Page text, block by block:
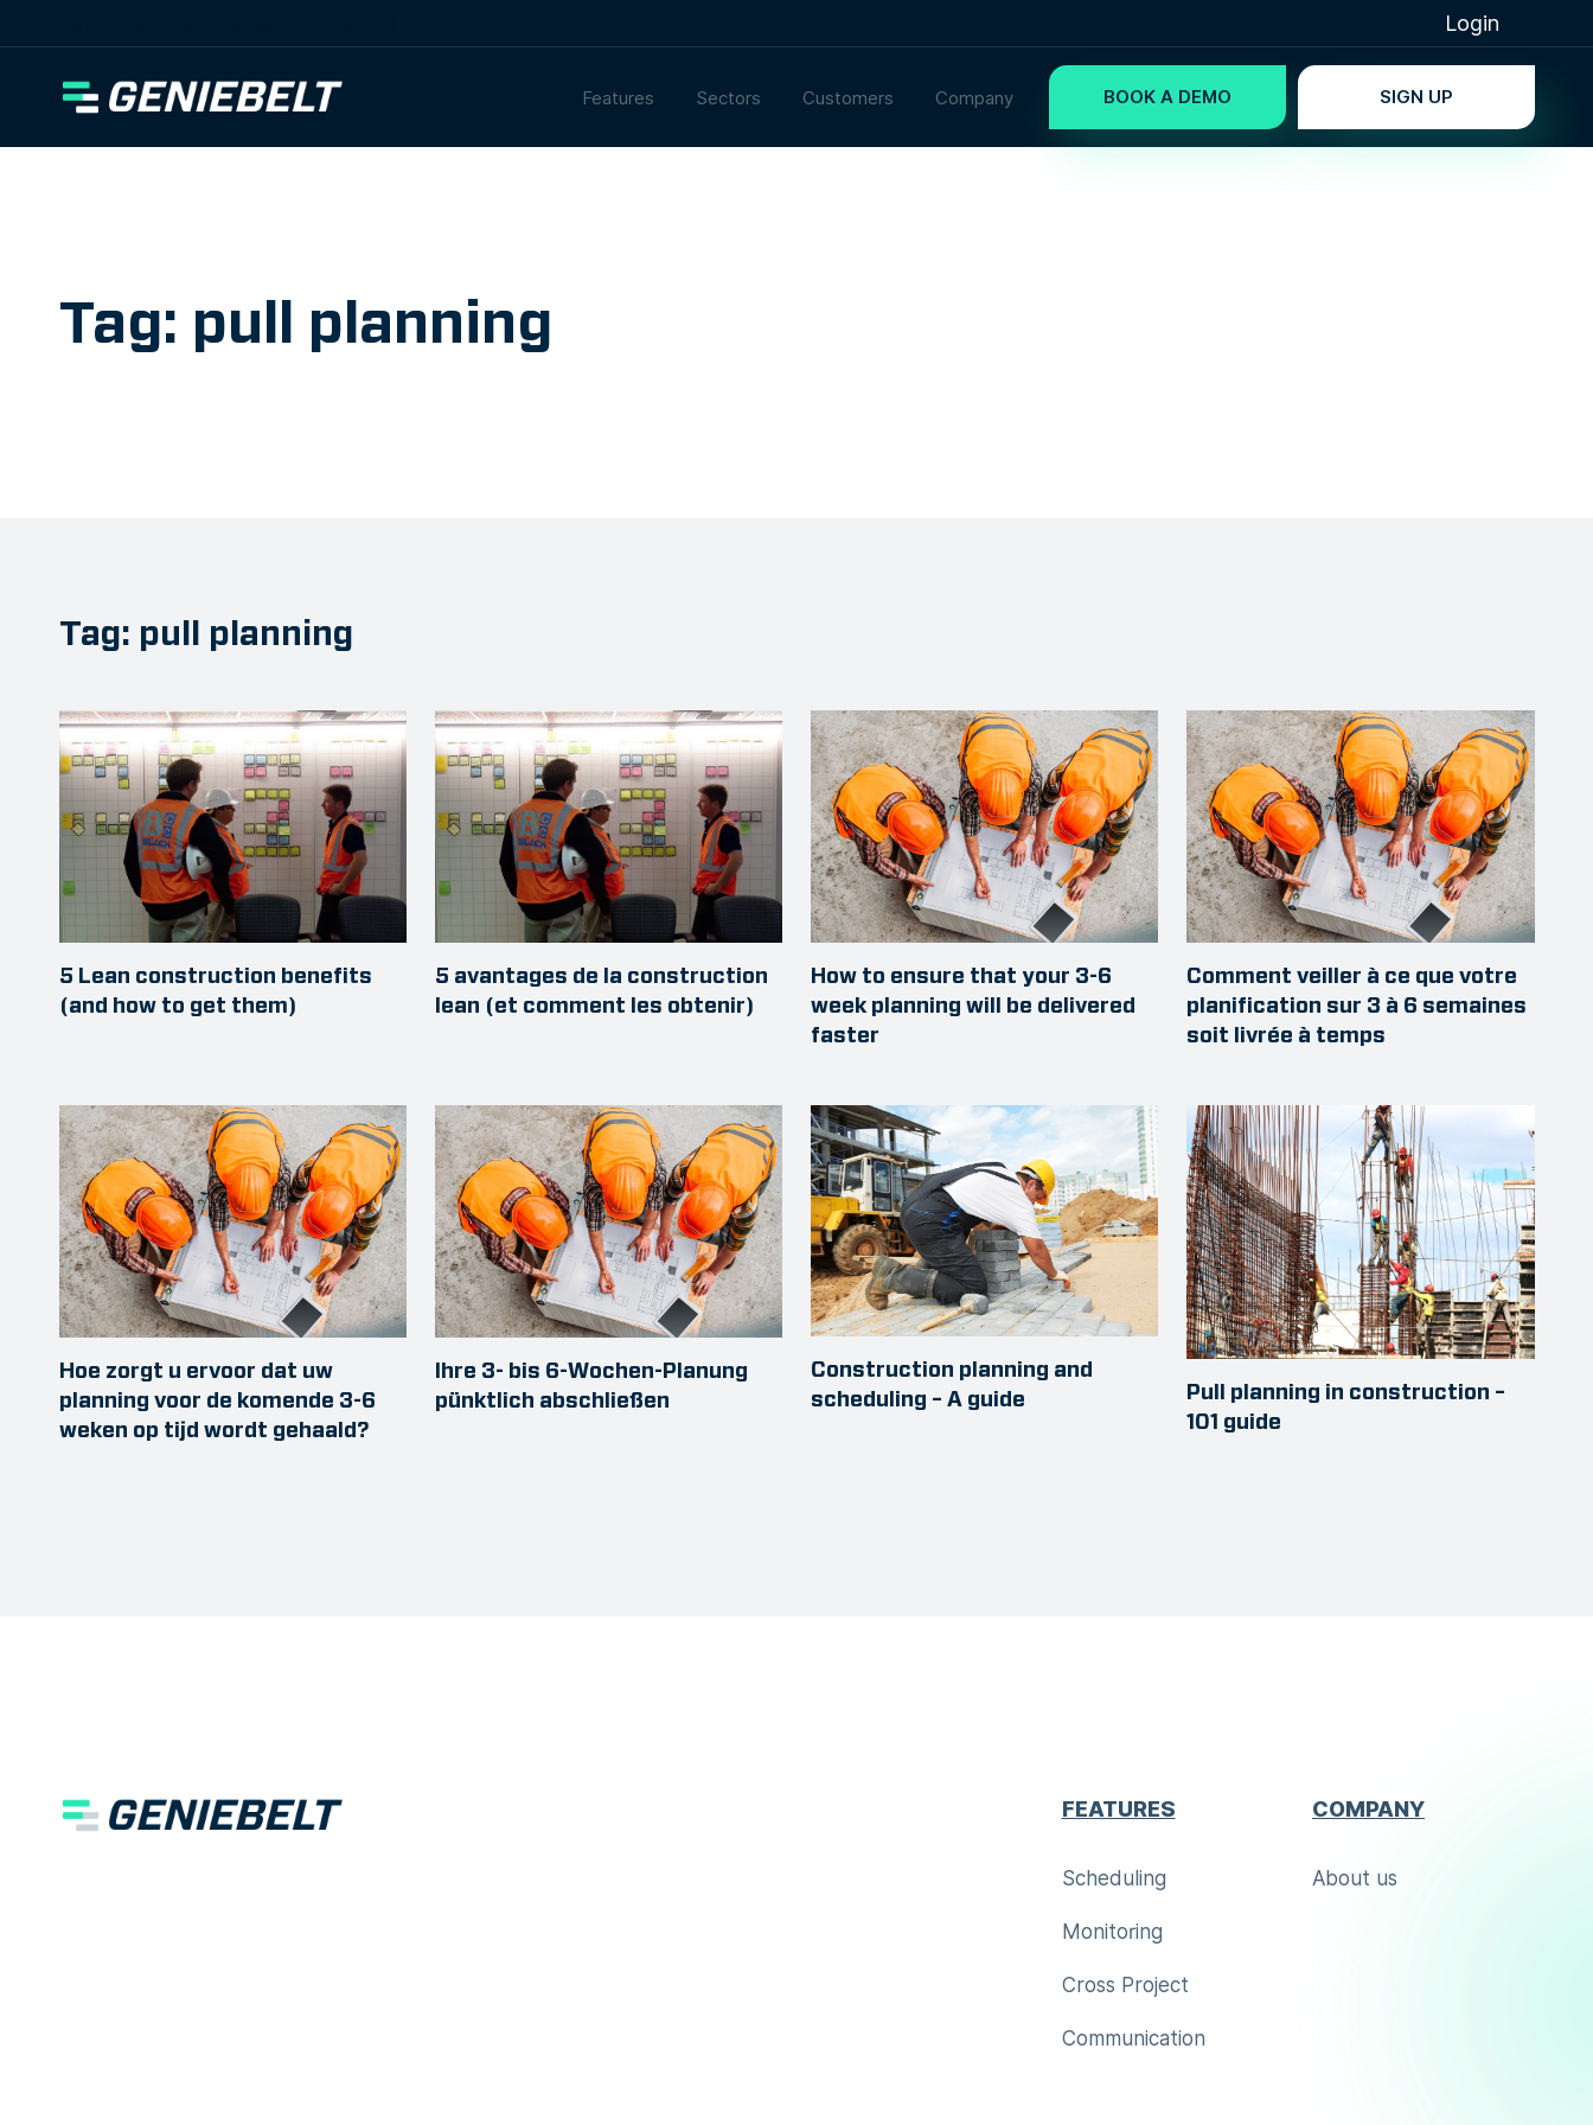
Login
Features Sectors Customers Company BOOK A DEMO SIGN UP
Tag: pull planning
Tag: pull planning
5 Lean construction benefits
(and how to get them)
5 avantages de la construction
lean (et comment les obtenir)
How to ensure that your 3-6
week planning will be delivered
faster
Comment veiller à ce que votre
planification sur 3 à 6 semaines
soit livrée à temps
Hoe zorgt u ervoor dat uw
planning voor de komende 3-6
weken op tijd wordt gehaald?
Ihre 3- bis 6-Wochen-Planung
pünktlich abschließen
Construction planning and
scheduling – A guide
Pull planning in construction –
101 guide
FEATURES
Scheduling
Monitoring
Cross Project
Communication
COMPANY
About us